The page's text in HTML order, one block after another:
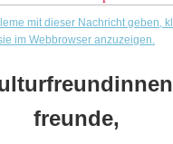
mit dieser Nachricht geben,
im Webbrowser anzuzeigen.
freunde,